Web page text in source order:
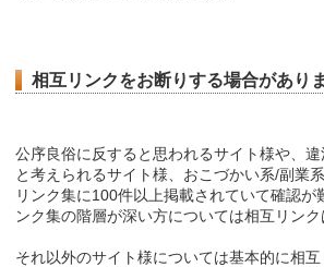
相互リンクをお断りする場合があり
公序良俗に反すると思われるサイト様や、
と考えられるサイト様、おこづかい系/副業
リンク集に100件以上掲載されていて確認が
ンク集の階層が深い方については相互リンク
それ以外のサイト様については基本的に相